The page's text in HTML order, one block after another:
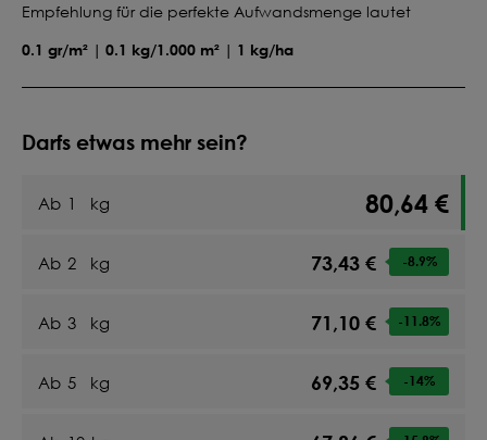
Empfehlung für die perfekte Aufwandsmenge lautet
0.1 gr/m² | 0.1 kg/1.000 m² | 1 kg/ha
Darfs etwas mehr sein?
Ab 1 kg 80,64 €
Ab 2 kg 73,43 € -8.9%
Ab 3 kg 71,10 € -11.8%
Ab 5 kg 69,35 € -14%